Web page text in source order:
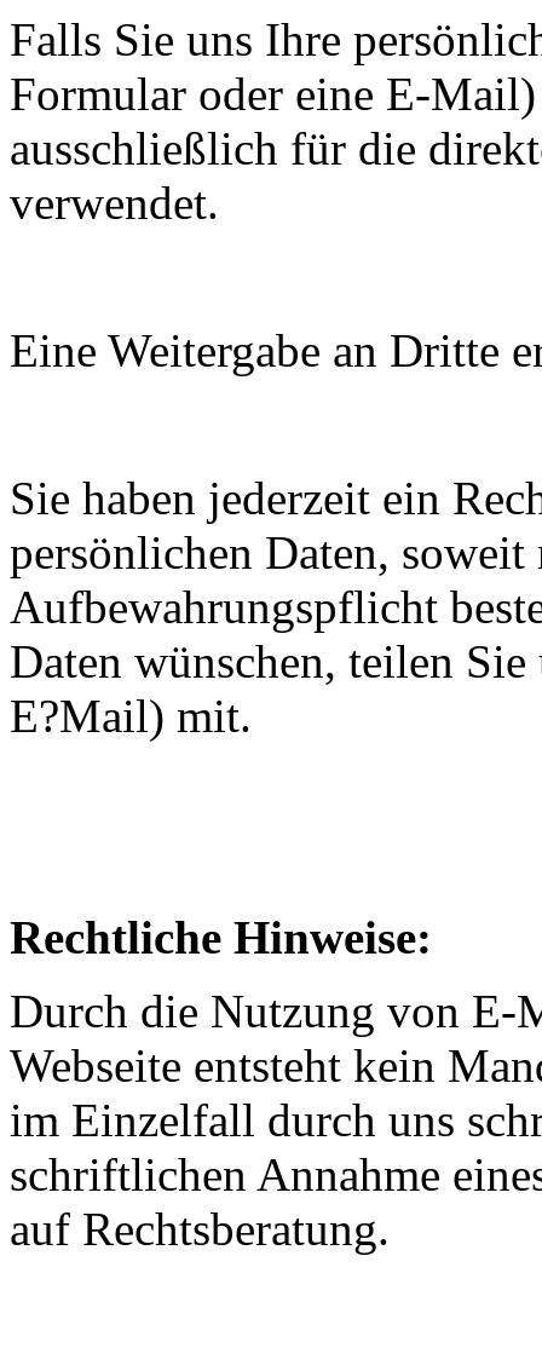
Falls Sie uns Ihre
Formular oder eine E-
ausschließlich für die
verwendet.
Eine Weitergabe an Dritte
Sie haben jederzeit ein
persönlichen Daten,
Aufbewahrungspflicht
Daten wünschen, teilen
E?Mail) mit.
Rechtliche Hinweise:
Durch die Nutzung von E-
Webseite entsteht kein
im Einzelfall durch uns
schriftlichen Annahme
auf Rechtsberatung.